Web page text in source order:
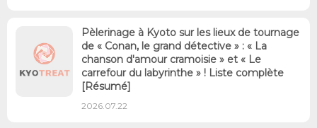
Pèlerinage à Kyoto sur les lieux de tournage
de « Conan, le grand détective » : « La
chanson d'amour cramoisie » et « Le
carrefour du labyrinthe » ! Liste complète
[Résumé]
2026.07.22